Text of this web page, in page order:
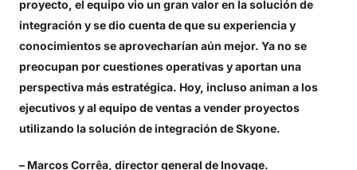
proyecto, el equipo vio un gran valor en la solución de
integración y se dio cuenta de que su experiencia y
conocimientos se aprovecharían aún mejor. Ya no se
preocupan por cuestiones operativas y aportan una
perspectiva más estratégica. Hoy, incluso animan a los
ejecutivos y al equipo de ventas a vender proyectos
utilizando la solución de integración de Skyone.
– Marcos Corrêa, director general de Inovage.